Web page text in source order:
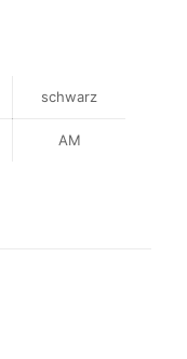
schwarz
AM